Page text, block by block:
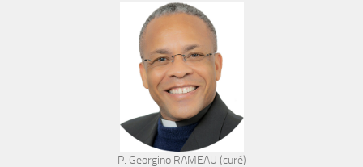
P. Georgino RAMEAU (curé)